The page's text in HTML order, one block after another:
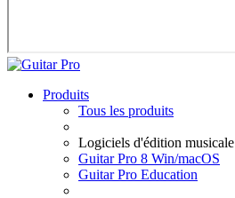
Produits
Tous les produits
Logiciels d'édition musicale
Guitar Pro 8 Win/macOS
Guitar Pro Education